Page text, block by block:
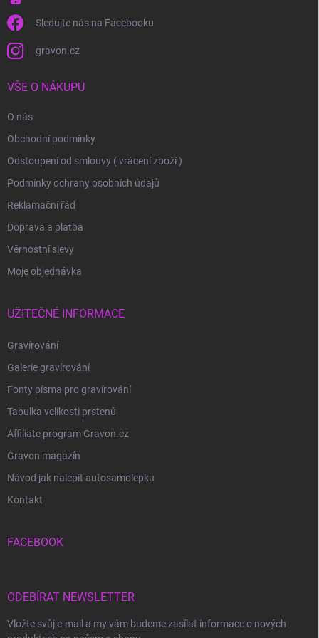
Sledujte nás na Facebooku
gravon.cz
VŠE O NÁKUPU
O nás
Obchodní podmínky
Odstoupení od smlouvy ( vrácení zboží )
Podmínky ochrany osobních údajů
Reklamační řád
Doprava a platba
Věrnostní slevy
Moje objednávka
UŽITEČNÉ INFORMACE
Gravírování
Galerie gravírování
Fonty písma pro gravírování
Tabulka velikosti prstenů
Affiliate program Gravon.cz
Gravon magazín
Návod jak nalepit autosamolepku
Kontakt
FACEBOOK
ODEBÍRAT NEWSLETTER
Vložte svůj e-mail a my vám budeme zasílat informace o nových